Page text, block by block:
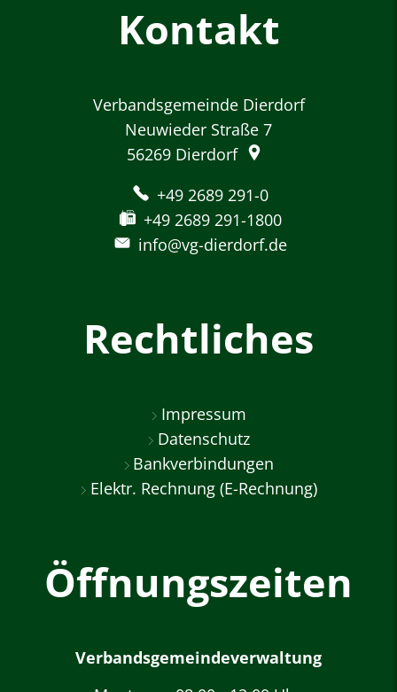
Kontakt
Verbandsgemeinde Dierdorf
Neuwieder Straße 7
56269 Dierdorf
+49 2689 291-0
+49 2689 291-1800
info@vg-dierdorf.de
Rechtliches
Impressum
Datenschutz
Bankverbindungen
Elektr. Rechnung (E-Rechnung)
Öffnungszeiten
Verbandsgemeindeverwaltung